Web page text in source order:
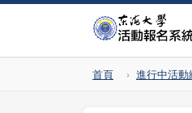
首頁 進行中活動